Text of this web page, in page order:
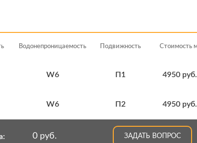
Водонепроницаемость Подвижность Стоимость
W6 П1 4950 руб.
W6 П2 4950 руб.
0 руб. ЗАДАТЬ ВОПРОС